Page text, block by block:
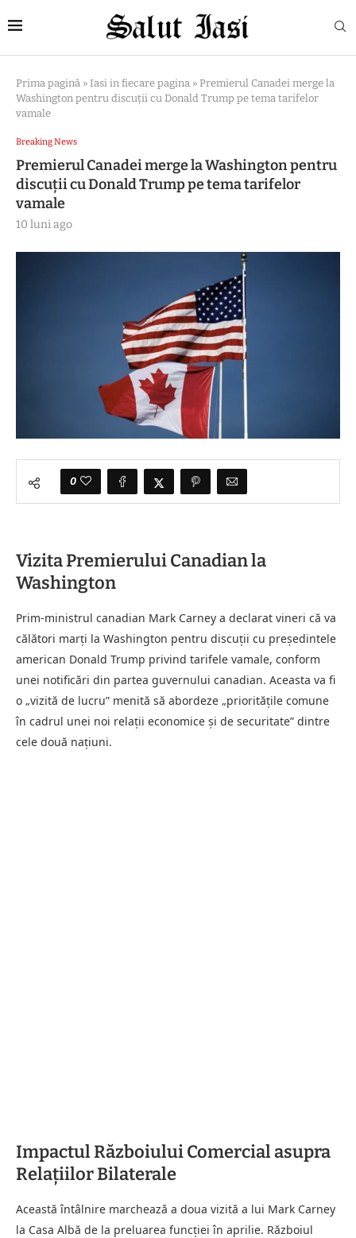
Prima pagină » Iasi in fiecare pagina » Premierul Canadei merge la
Washington pentru discuții cu Donald Trump pe tema tarifelor
vamale
Breaking News
Premierul Canadei merge la Washington pentru
discuții cu Donald Trump pe tema tarifelor
vamale
10 luni ago
0
Vizita Premierului Canadian la
Washington
Prim-ministrul canadian Mark Carney a declarat vineri că va
călători marți la Washington pentru discuții cu președintele
american Donald Trump privind tarifele vamale, conform
unei notificări din partea guvernului canadian. Aceasta va fi
o „vizită de lucru” menită să abordeze „prioritățile comune
în cadrul unei noi relații economice și de securitate” dintre
cele două națiuni.
Impactul Războiului Comercial asupra
Relațiilor Bilaterale
Această întâlnire marchează a doua vizită a lui Mark Carney
la Casa Albă de la preluarea funcției în aprilie. Războiul